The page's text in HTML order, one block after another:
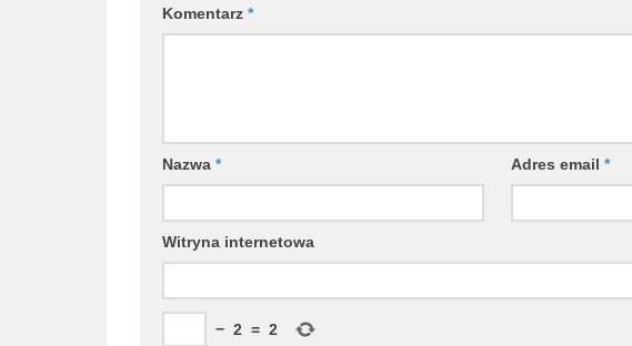
Komentarz *
Nazwa * Adres email*
Witryna internetowa
− 2 = 2